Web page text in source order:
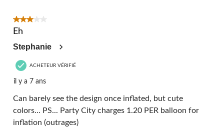
3 étoile(s) sur 5.
Eh
Stephanie
ACHETEUR VÉRIFIÉ
il y a 7 ans
Can barely see the design once inflated, but cute
colors... PS... Party City charges 1.20 PER balloon for
inflation (outrages)